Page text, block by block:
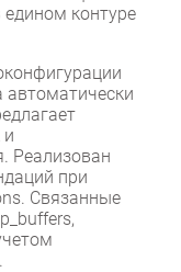
контуре
и
Реализован
при
Связанные